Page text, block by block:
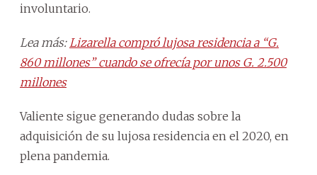
involuntario.
Lea más: Lizarella compró lujosa residencia a “G.
860 millones” cuando se ofrecía por unos G. 2.500
millones
Valiente sigue generando dudas sobre la
adquisición de su lujosa residencia en el 2020, en
plena pandemia.